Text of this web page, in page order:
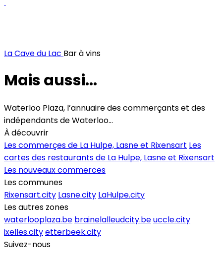
La Cave du Lac Bar à vins
Mais aussi...
Waterloo Plaza, l’annuaire des commerçants et des
indépendants de Waterloo...
À découvrir
Les commerçes de La Hulpe, Lasne et Rixensart Les
cartes des restaurants de La Hulpe, Lasne et Rixensart
Les nouveaux commerces
Les communes
Rixensart.city Lasne.city LaHulpe.city
Les autres zones
waterlooplaza.be brainelalleudcity.beuccle.city
ixelles.cityetterbeek.city
Suivez-nous